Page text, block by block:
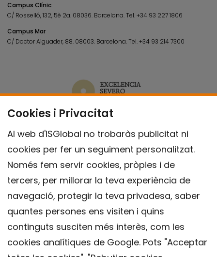
Cookies i Privacitat
Al web d'ISGlobal no trobaràs publicitat ni
cookies per fer un seguiment personalitzat.
Només fem servir cookies, pròpies i de
tercers, per millorar la teva experiència de
navegació, protegir la teva privadesa, saber
quantes persones ens visiten i quins
continguts susciten més interès, com les
cookies analítiques de Google. Pots "Acceptar
Campus Clínic
C/ Rosselló, 132, 5è 2a. 08036. Barcelona.Tel.+34 93 227 1806
Campus Mar
C/ Doctor Aiguader, 88. 08003. Barcelona.Tel.+34 93 214 7300